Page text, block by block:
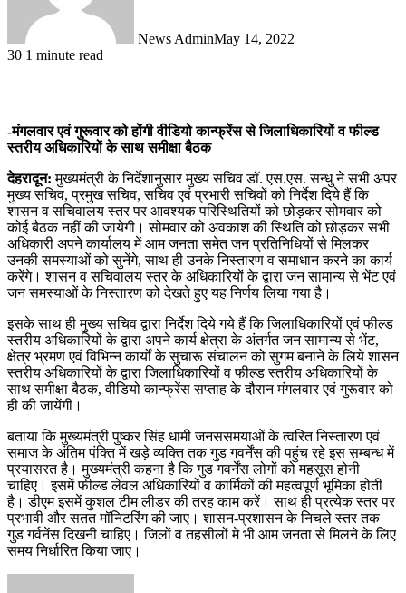
News AdminMay 14, 2022
30 1 minute read
-मंगलवार एवं गुरूवार को होंगी वीडियो कान्फ्रेंस से जिलाधिकारियों व फील्ड
स्तरीय अधिकारियों के साथ समीक्षा बैठक
देहरादून:मुख्यमंत्री के निर्देशानुसार मुख्य सचिव डॉ. एस.एस. सन्धु ने सभी अपर
मुख्य सचिव, प्रमुख सचिव, सचिव एवं प्रभारी सचिवों को निर्देश दिये हैं कि
शासन व सचिवालय स्तर पर आवश्यक परिस्थितियों को छोड़कर सोमवार को
कोई बैठक नहीं की जायेगी। सोमवार को अवकाश की स्थिति को छोड़कर सभी
अधिकारी अपने कार्यालय में आम जनता समेत जन प्रतिनिधियों से मिलकर
उनकी समस्याओं को सुनेंगे, साथ ही उनके निस्तारण व समाधान करने का कार्य
करेंगे। शासन व सचिवालय स्तर के अधिकारियों के द्वारा जन सामान्य से भेंट एवं
जन समस्याओं के निस्तारण को देखते हुए यह निर्णय लिया गया है।
इसके साथ ही मुख्य सचिव द्वारा निर्देश दिये गये हैं कि जिलाधिकारियों एवं फील्ड
स्तरीय अधिकारियों के द्वारा अपने कार्य क्षेत्रा के अंतर्गत जन सामान्य से भेंट,
क्षेत्र भ्रमण एवं विभिन्न कार्यों के सुचारू संचालन को सुगम बनाने के लिये शासन
स्तरीय अधिकारियों के द्वारा जिलाधिकारियों व फील्ड स्तरीय अधिकारियों के
साथ समीक्षा बैठक, वीडियो कान्फ्रेंस सप्ताह के दौरान मंगलवार एवं गुरूवार को
ही की जायेंगी।
बताया कि मुख्यमंत्री पुष्कर सिंह धामी जनससमयाओं के त्वरित निस्तारण एवं
समाज के अंतिम पंक्ति में खड़े व्यक्ति तक गुड गवर्नेंस की पहुंच रहे इस सम्बन्ध में
प्रयासरत है। मुख्यमंत्री कहना है कि गुड गवर्नेंस लोगों को महसूस होनी
चाहिए। इसमें फील्ड लेवल अधिकारियों व कार्मिकों की महत्वपूर्ण भूमिका होती
है। डीएम इसमें कुशल टीम लीडर की तरह काम करें। साथ ही प्रत्येक स्तर पर
प्रभावी और सतत मॉनिटरिंग की जाए। शासन-प्रशासन के निचले स्तर तक
गुड गर्वनेंस दिखनी चाहिए। जिलों व तहसीलों मे भी आम जनता से मिलने के लिए
समय निर्धारित किया जाए।